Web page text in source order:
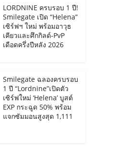
LORDNINE ครบรอบ 1 ปี!
Smilegate เปิด “Helena”
เซิร์ฟฯ ใหม่ พร้อมอาวุธ
เคียวและศึกกิลด์-PvP
เดือดครึ่งปีหลัง 2026
Smilegate ฉลองครบรอบ
1 ปี “Lordnine”เปิดตัว
เซิร์ฟใหม่ ‘Helena’ บูสต์
EXP กระฉูด 50% พร้อม
แจกซัมมอนสูงสุด 1,111